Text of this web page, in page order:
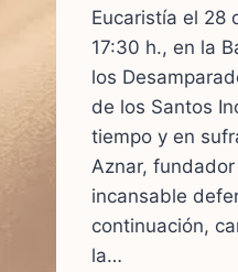
Eucaristía el 28
17:30 h., en la
los
de los Santos
tiempo y en
Aznar,
incansable
continuación,
la…